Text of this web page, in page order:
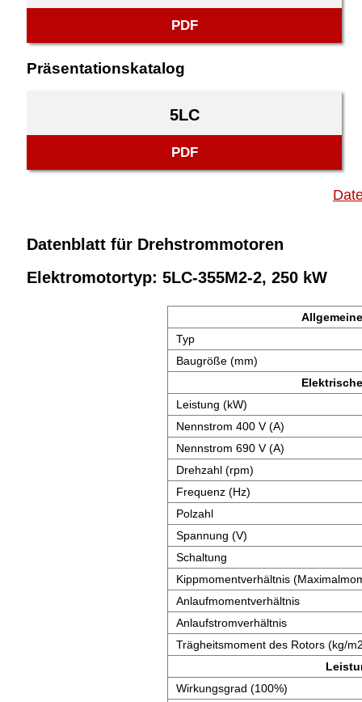
PDF
Präsentationskatalog
5LC
PDF
Datenblatt für Drehstrommotoren
Elektromotortyp: 5LC-355M2-2, 250 kW
Typ
Baugröße (mm)
Leistung (kW)
Nennstrom 400 V (A)
Nennstrom 690 V (A)
Drehzahl (rpm)
Frequenz (Hz)
Polzahl
Spannung (V)
Schaltung
Kippmomentverhältnis
Anlaufmomentverhältnis
Anlaufstromverhältnis
Trägheitsmoment des Rotors (kg/
Wirkungsgrad (100%)